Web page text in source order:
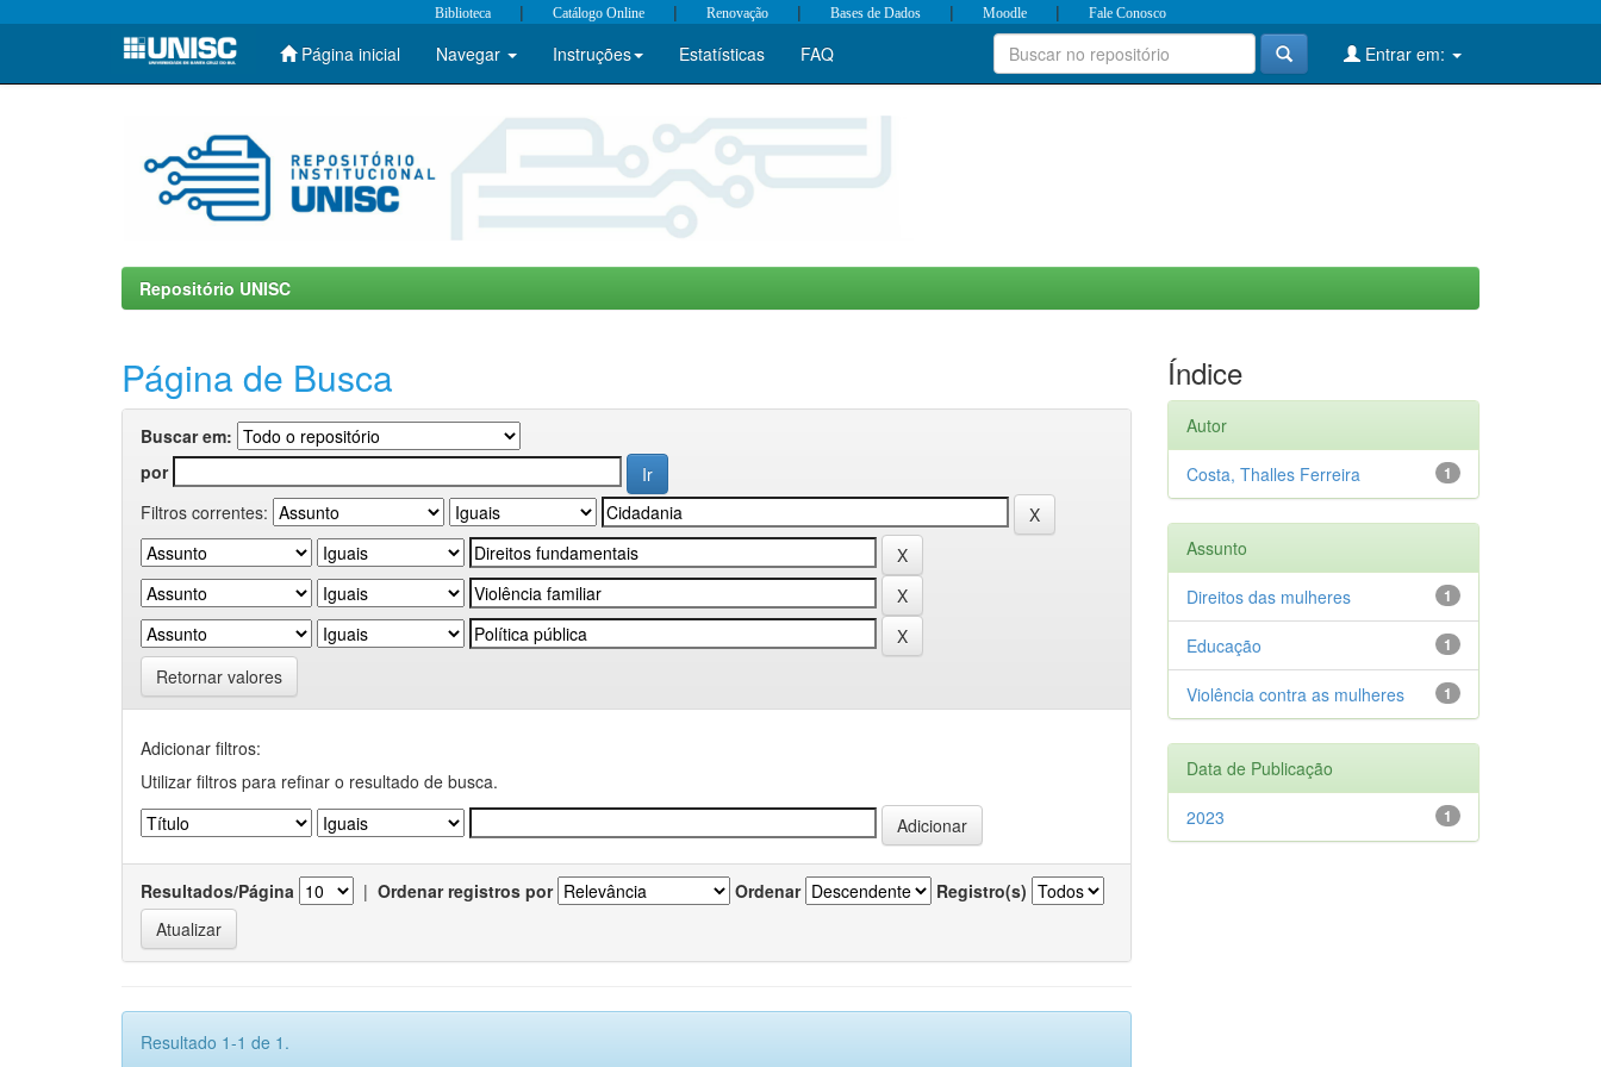
Skip
Biblioteca | Catálogo Online | Renovação | Bases de Dados | Moodle | Fale Conosco
Página inicial Navegar Instruções Estatísticas FAQ Entrar em:
Repositório UNISC
Página de Busca
Buscar em:
por
Filtros correntes:
Retornar valores
Adicionar filtros:
Utilizar filtros para refinar o resultado de busca.
Resultados/Página | Ordenar registros por Ordenar Registro(s)
Resultado 1-1 de 1.
Índice
Autor
1
Costa, Thalles Ferreira
Assunto
1
Direitos das mulheres
1
Educação
1
Violência contra as mulheres
Data de Publicação
1
2023